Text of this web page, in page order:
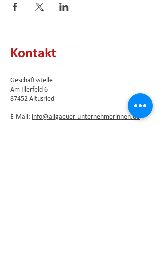
Kontakt
Geschäftsstelle
Am Illerfeld 6
87452 Altusried
E-Mail: info@allgaeuer-unternehmerinnen.de